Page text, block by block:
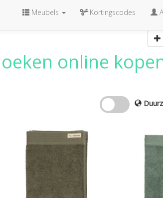
Meubels Kortingscodes
online